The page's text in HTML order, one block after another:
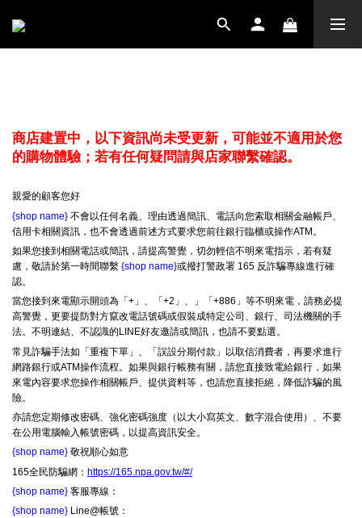
商店建置中，以下資訊尚未受更新，可能並不適用於您
的購物體驗；若有任何疑問請與店家聯繫確認。
親愛的顧客您好
{shop name} 不會以任何名義、理由透過簡訊、電話向您索取相關金融帳戶、
信用卡相關資訊，也不會透過前述方式要求您前往銀行臨櫃或操作ATM。
如果您接到相關電話或簡訊，請提高警覺，切勿輕信不明來電指示，若有疑
慮，敬請於第一時間聯繫 {shop name}或撥打警政署 165 反詐騙專線進行確
認。
當您接到來電顯示開頭為「+」、「+2」、」「+886」等不明來電，請務必提
高警覺，更要提防對方竄改電話號碼或假裝成特定公司、銀行、司法機關的手
法。不明連結、不認識的LINE好友邀請或簡訊，也請不要點選。
常見詐騙手法如「重複下單」、「誤設分期付款」以取信消費者，再要求進行
網路銀行或ATM操作流程。如果與銀行帳務有關，請您直接致電給銀行，如果
來電內容要求您操作相關帳戶、提供資料等，也請您直接拒絕，降低詐騙的風
險。
亦請您定期修改密碼、強化密碼強度（以大小寫英文、數字混合使用）、不要
在公用電腦輸入帳號密碼，以提高資訊安全。
{shop name} 敬祝順心如意
165全民防騙網： https://165.npa.gov.tw/#/
{shop name} 客服專線：
{shop name} Line@帳號：